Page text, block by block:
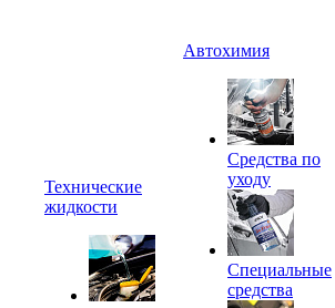
Технические
жидкости
Автохимия
Средства по
уходу
Специальные
средства